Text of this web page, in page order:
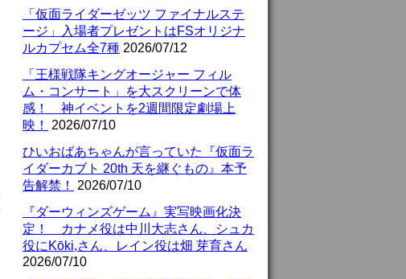
「仮面ライダーゼッツ ファイナルステ
ージ」入場者プレゼントはFSオリジナ
ルカプセム全7種 2026/07/12
「王様戦隊キングオージャー フィル
ム・コンサート」を大スクリーンで体
感！ 神イベントを2週間限定劇場上
映！
2026/07/10
ひいおばあちゃんが言っていた『仮面ラ
イダーカブト 20th 天を継ぐもの』本予
告解禁！
2026/07/10
『ダーウィンズゲーム』実写映画化決
定！ カナメ役は中川大志さん、シュカ
役にKōki,さん、レイン役は畑 芽育さん
2026/07/10